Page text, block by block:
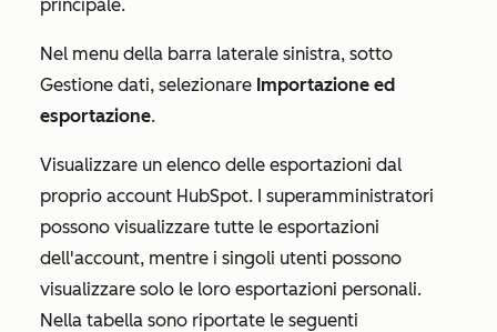
principale.
Nel menu della barra laterale sinistra, sotto
Gestione dati, selezionare Importazione ed
esportazione.
Visualizzare un elenco delle esportazioni dal
proprio account HubSpot. I superamministratori
possono visualizzare tutte le esportazioni
dell'account, mentre i singoli utenti possono
visualizzare solo le loro esportazioni personali.
Nella tabella sono riportate le seguenti